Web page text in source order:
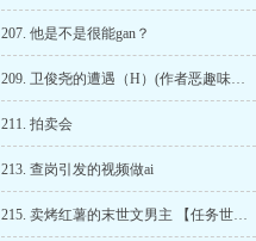
207. 他是不是很能gan？
209. 卫俊尧的遭遇（H）(作者恶趣味写的，不影响剧情，不喜勿入！！）
211. 拍卖会
213. 查岗引发的视频做ai
215. 卖烤红薯的末世文男主 【任务世界十二】